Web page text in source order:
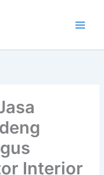
Interior